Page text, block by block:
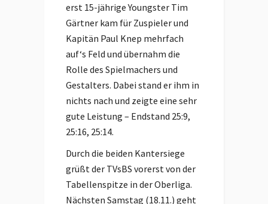
erst 15-jährige Youngster Tim
Gärtner kam für Zuspieler und
Kapitän Paul Knep mehrfach
auf‘s Feld und übernahm die
Rolle des Spielmachers und
Gestalters. Dabei stand er ihm in
nichts nach und zeigte eine sehr
gute Leistung – Endstand 25:9,
25:16, 25:14.
Durch die beiden Kantersiege
grüßt der TVsBS vorerst von der
Tabellenspitze in der Oberliga.
Nächsten Samstag (18.11.) geht